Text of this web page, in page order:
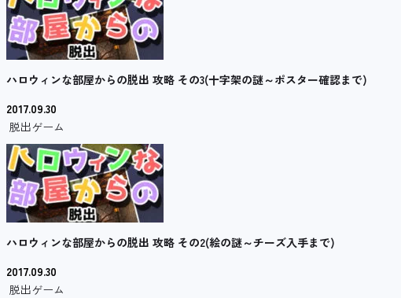
ハロウィンな部屋からの脱出 攻略 その3(十字架の謎～ポスター確認まで)
2017.09.30
脱出ゲーム
ハロウィンな部屋からの脱出 攻略 その2(絵の謎～チーズ入手まで)
2017.09.30
脱出ゲーム